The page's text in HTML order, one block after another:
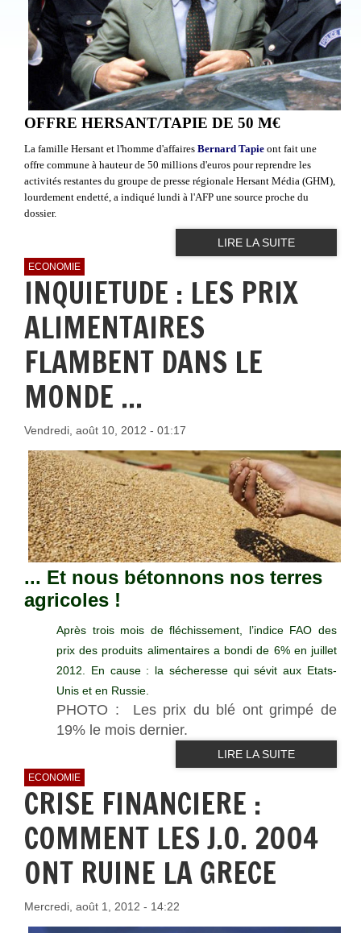
OFFRE HERSANT/TAPIE DE 50 M€
La famille Hersant et l'homme d'affaires Bernard Tapie ont fait une
offre commune à hauteur de 50 millions d'euros pour reprendre les
activités restantes du groupe de presse régionale Hersant Média (GHM),
lourdement endetté, a indiqué lundi à l'AFP une source proche du
dossier.
LIRE LA SUITE
ECONOMIE
INQUIETUDE : LES PRIX
ALIMENTAIRES
FLAMBENT DANS LE
MONDE ...
Vendredi, août 10, 2012 - 01:17
... Et nous bétonnons nos terres
agricoles !
Après trois mois de fléchissement, l’indice FAO des
prix des produits alimentaires a bondi de 6% en juillet
2012. En cause : la sécheresse qui sévit aux Etats-
Unis et en Russie.
PHOTO : Les prix du blé ont grimpé de
19% le mois dernier.
LIRE LA SUITE
ECONOMIE
CRISE FINANCIERE :
COMMENT LES J.O. 2004
ONT RUINE LA GRECE
Mercredi, août 1, 2012 - 14:22